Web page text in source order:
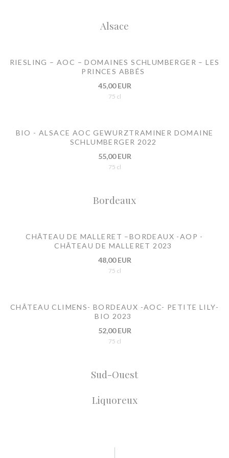
Alsace
RIESLING – AOC – DOMAINES SCHLUMBERGER – LES
PRINCES ABBÉS
45,00 EUR
75 cl
BIO - ALSACE AOC GEWURZTRAMINER DOMAINE
SCHLUMBERGER 2022
55,00 EUR
75 cl
Bordeaux
CHÂTEAU DE MALLERET –BORDEAUX -AOP -
CHÂTEAU DE MALLERET 2023
48,00 EUR
75 cl
CHÂTEAU CLIMENS- BORDEAUX -AOC- PETITE LILY-
BIO 2023
52,00 EUR
75 cl
Sud-Ouest
Liquoreux